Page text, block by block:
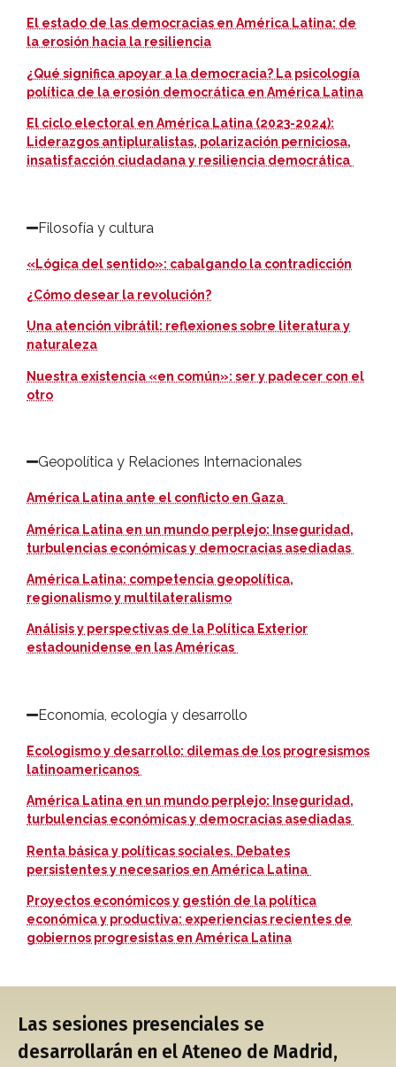
El estado de las democracias en América Latina: de
la erosión hacia la resiliencia
¿Qué significa apoyar a la democracia? La psicología
política de la erosión democrática en América Latina
El ciclo electoral en América Latina (2023-2024):
Liderazgos antipluralistas, polarización perniciosa,
insatisfacción ciudadana y resiliencia democrática
Filosofía y cultura
«Lógica del sentido»: cabalgando la contradicción
¿Cómo desear la revolución?
Una atención vibrátil: reflexiones sobre literatura y
naturaleza
Nuestra existencia «en común»: ser y padecer con el
otro
Geopolítica y Relaciones Internacionales
América Latina ante el conflicto en Gaza
América Latina en un mundo perplejo: Inseguridad,
turbulencias económicas y democracias asediadas
América Latina: competencia geopolítica,
regionalismo y multilateralismo
Análisis y perspectivas de la Política Exterior
estadounidense en las Américas
Economía, ecología y desarrollo
Ecologismo y desarrollo: dilemas de los progresismos
latinoamericanos
América Latina en un mundo perplejo: Inseguridad,
turbulencias económicas y democracias asediadas
Renta básica y políticas sociales. Debates
persistentes y necesarios en América Latina
Proyectos económicos y gestión de la política
económica y productiva: experiencias recientes de
gobiernos progresistas en América Latina
Las sesiones presenciales se
desarrollarán en el Ateneo de Madrid,